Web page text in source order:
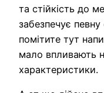
та стійкість до
забезпечує
помітите тут
мало впливають
характеристики.